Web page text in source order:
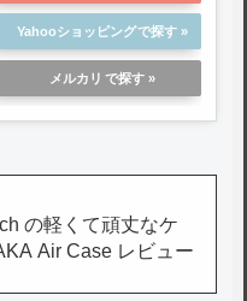
Yahooショッピング
メルカリ
の軽くて頑丈なケ
Air Case レビュー